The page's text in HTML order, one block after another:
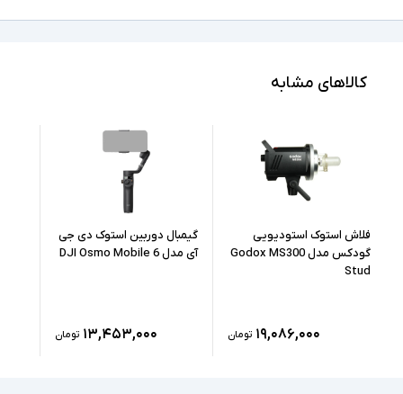
کالاهای مشابه
فلاش استوک استودیویی
گودکس مدل Godox MS300
Stud
۱۹,۰۸۶,۰۰۰ تومان
گیمبال دوربین استوک دی جی
آی مدل DJI Osmo Mobile 6
۱۳,۴۵۳,۰۰۰ تومان